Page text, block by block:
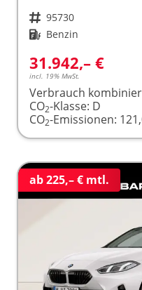
Fahrzeugnr. 95730
Kraftstoff Benzin
31.942,– €
incl. 19% MwSt.
Verbrauch
CO2-Klasse: D
CO2-Emissionen:
ab 225,– € mtl.